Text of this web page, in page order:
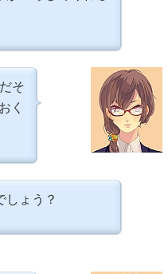
そ
く
しょう？